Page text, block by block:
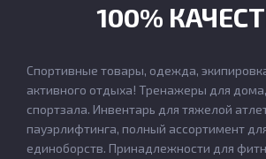
100%
Спортивные товары, одежда,
активного отдыха! Тренажеры для
спортзала. Инвентарь для тяжелой
пауэрлифтинга, полный ассортимент
единоборств. Принадлежности для